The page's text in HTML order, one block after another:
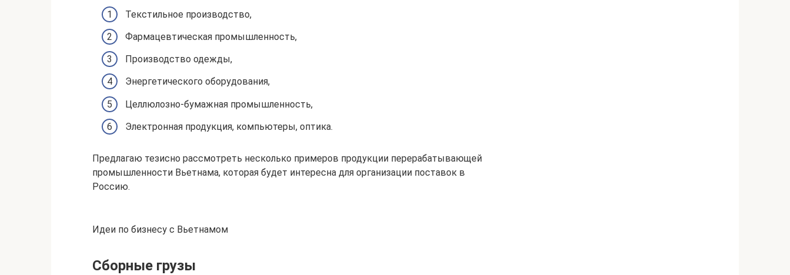
Текстильное производство,
Фармацевтическая промышленность,
Производство одежды,
Энергетического оборудования,
Целлюлозно-бумажная промышленность,
Электронная продукция, компьютеры, оптика.
Предлагаю тезисно рассмотреть несколько примеров продукции перерабатывающей
промышленности Вьетнама, которая будет интересна для организации поставок в
Россию.
Идеи по бизнесу с Вьетнамом
Сборные грузы